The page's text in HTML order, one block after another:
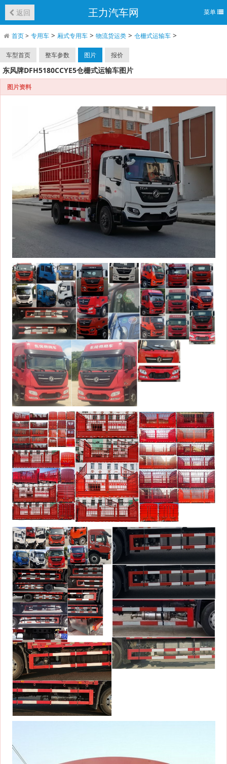
返回 王力汽车网 菜单
首页> 专用车> 厢式专用车> 物流货运类> 仓栅式运输车>
车型首页 整车参数 图片 报价
东风牌DFH5180CCYE5仓栅式运输车图片
图片资料